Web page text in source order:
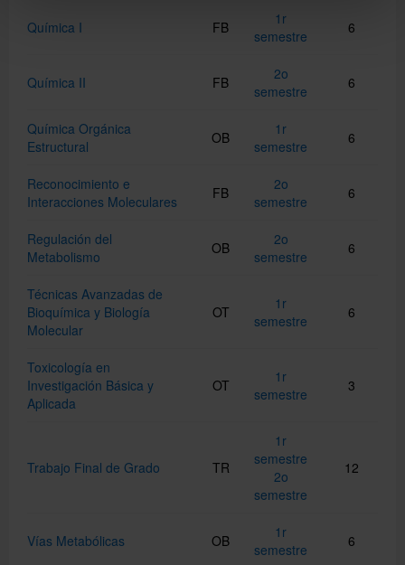
Química I FB
1r
semestre
6
Química II FB
2o
semestre
6
Química Orgánica
Estructural
OB
1r
semestre
6
Reconocimiento e
Interacciones Moleculares
FB
2o
semestre
6
Regulación del
Metabolismo
OB
2o
semestre
6
Técnicas Avanzadas de
Bioquímica y Biología
Molecular
OT
1r
semestre
6
Toxicología en
Investigación Básica y
Aplicada
OT
1r
semestre
3
Trabajo Final de Grado TR
1r
semestre
2o
semestre
12
Vías Metabólicas OB
1r
semestre
6